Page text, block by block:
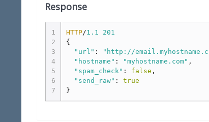
Response
1
2
3
4
5
6
7
HTTP/1.1
201
{
"url" : "http://
"hostname" : "myhostname.com" ,
"spam_check" : false ,
"send_raw" :
true
}